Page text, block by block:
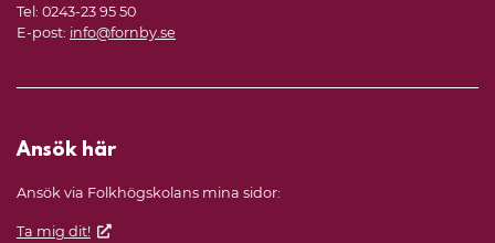
Tel: 0243-23 95 50
E-post: info@fornby.se
Ansök här
Ansök via Folkhögskolans mina sidor:
Ta mig dit!